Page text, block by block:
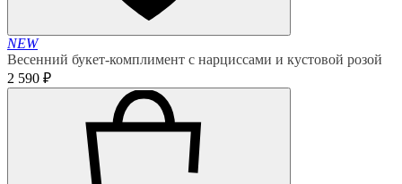
NEW
Весенний букет-комплимент с нарциссами и кустовой розой
2 590 ₽